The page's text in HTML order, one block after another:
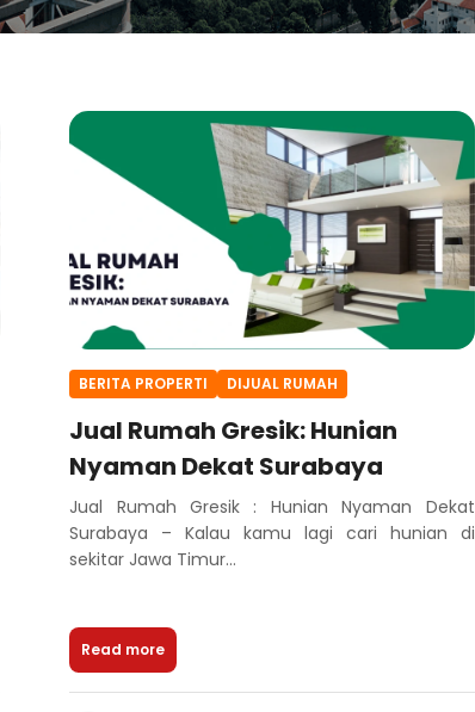
BERITA PROPERTI DIJUAL RUMAH
Jual Rumah Gresik: Hunian
Nyaman Dekat Surabaya
Jual Rumah Gresik : Hunian Nyaman Dekat
Surabaya – Kalau kamu lagi cari hunian di
sekitar Jawa Timur...
Read more